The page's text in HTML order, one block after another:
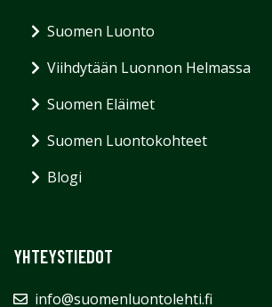
Suomen Luonto
Viihdytään Luonnon Helmassa
Suomen Eläimet
Suomen Luontokohteet
Blogi
YHTEYSTIEDOT
info@suomenluontolehti.fi